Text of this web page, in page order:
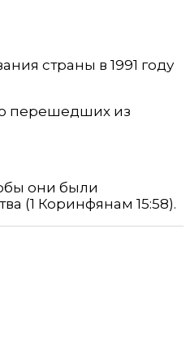
страны в 1991 году
перешедших из
они были
(1 Коринфянам 15:58).